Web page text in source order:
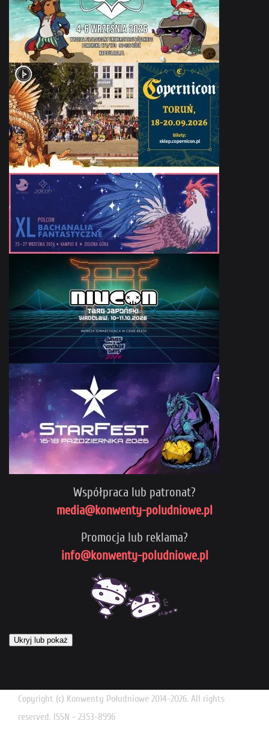
Współpraca lub patronat?
media@konwenty-poludniowe.pl
Promocja lub reklama?
info@konwenty-poludniowe.pl
Ukryj lub pokaż
Copyright (c) Konwenty Południowe 2014-2026. All rights
reserved. ISSN - 2353-8996